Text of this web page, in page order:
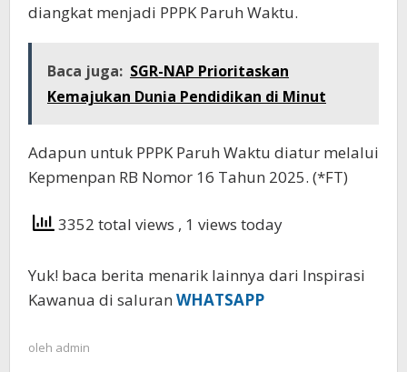
diangkat menjadi PPPK Paruh Waktu.
Baca juga: SGR-NAP Prioritaskan
Kemajukan Dunia Pendidikan di Minut
Adapun untuk PPPK Paruh Waktu diatur melalui
Kepmenpan RB Nomor 16 Tahun 2025. (*FT)
3352 total views , 1 views today
Yuk! baca berita menarik lainnya dari Inspirasi
Kawanua di saluran WHATSAPP
oleh admin